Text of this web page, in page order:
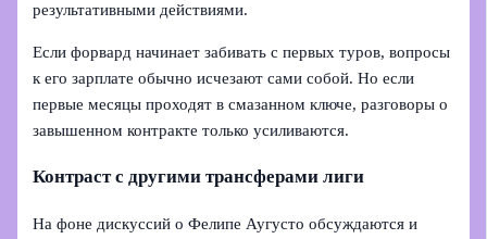
результативными действиями.
Если форвард начинает забивать с первых туров, вопросы
к его зарплате обычно исчезают сами собой. Но если
первые месяцы проходят в смазанном ключе, разговоры о
завышенном контракте только усиливаются.
Контраст с другими трансферами лиги
На фоне дискуссий о Фелипе Аугусто обсуждаются и